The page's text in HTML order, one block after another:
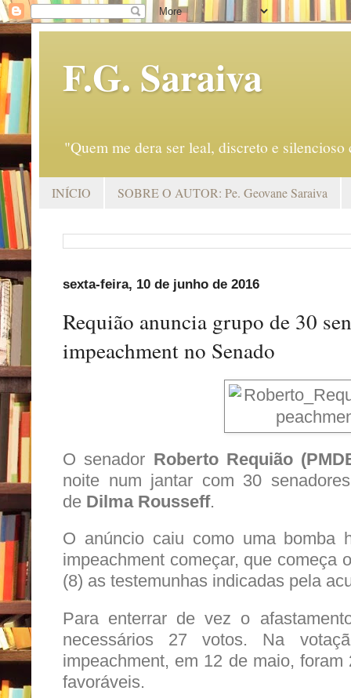
F.G. Saraiva
"Quem me dera ser leal, discreto e
INÍCIO SOBRE O AUTOR: Pe. Geovane Saraiva
sexta-feira, 10 de junho de 2016
Requião anuncia grupo de 30
impeachment no Senado
O senador Roberto Requião
noite num jantar com 30
de Dilma Rousseff.
O anúncio caiu como uma bomba
impeachment começar, que começa
(8) as testemunhas indicadas pela
Para enterrar de vez o
necessários 27 votos. Na
impeachment, em 12 de maio,
favoráveis.